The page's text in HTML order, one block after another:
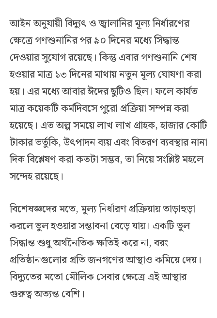
আইন অনুযায়ী বিদ্যুৎ ও জ্বালানির মূল্য নির্ধারণের
ক্ষেত্রে গণশুনানির পর ৯০ দিনের মধ্যে সিদ্ধান্ত
দেওয়ার সুযোগ রয়েছে। কিন্তু এবার গণশুনানি শেষ
হওয়ার মাত্র ১৩ দিনের মাথায় নতুন মূল্য ঘোষণা করা
হয়। এর মধ্যে আবার ঈদের ছুটিও ছিল। ফলে কার্যত
মাত্র কয়েকটি কর্মদিবসে পুরো প্রক্রিয়া সম্পন্ন করা
হয়েছে। এত অল্প সময়ে লাখ লাখ গ্রাহক, হাজার কোটি
টাকার ভর্তুকি, উৎপাদন ব্যয় এবং বিতরণ ব্যবস্থার নানা
দিক বিশ্লেষণ করা কতটা সম্ভব, তা নিয়ে সংশ্লিষ্ট মহলে
সন্দেহ রয়েছে।
বিশেষজ্ঞদের মতে, মূল্য নির্ধারণ প্রক্রিয়ায় তাড়াহুড়া
করলে ভুল হওয়ার সম্ভাবনা বেড়ে যায়। একটি ভুল
সিদ্ধান্ত শুধু অর্থনৈতিক ক্ষতিই করে না, বরং
প্রতিষ্ঠানগুলোর প্রতি জনগণের আস্থাও কমিয়ে দেয়।
বিদ্যুতের মতো মৌলিক সেবার ক্ষেত্রে এই আস্থার
গুরুত্ব অত্যন্ত বেশি।